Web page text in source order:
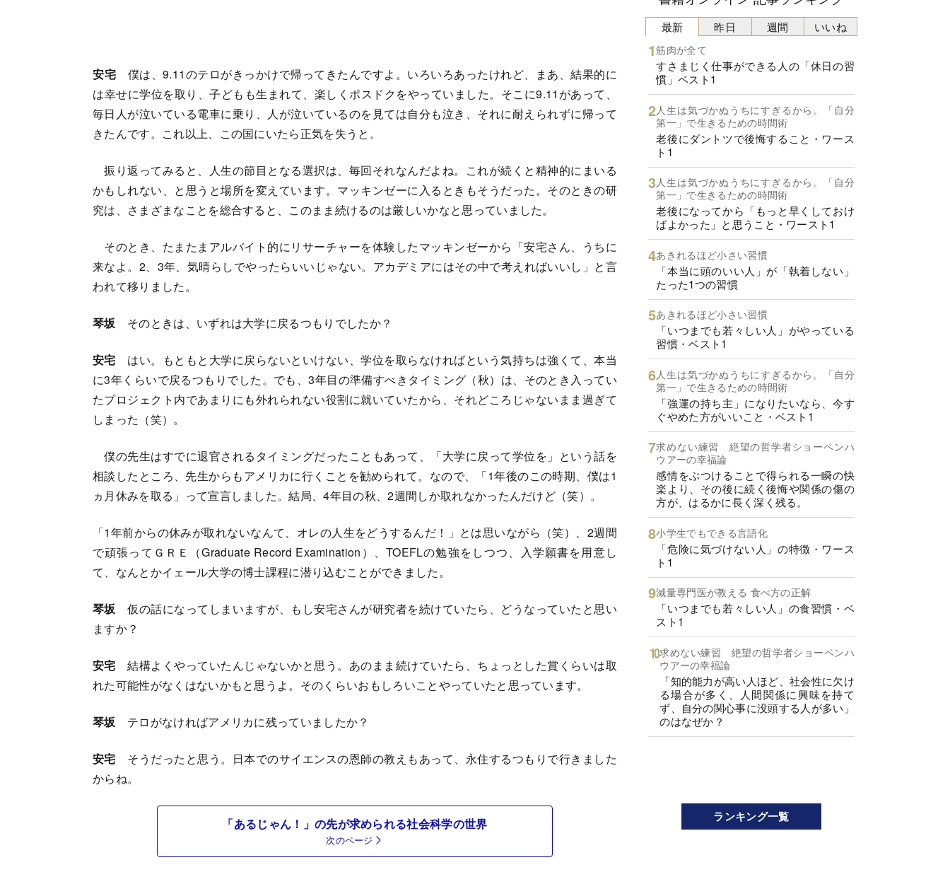
安宅 僕は、9.11のテロがきっかけで帰ってきたんですよ。いろいろあったけれど、まあ、結果的に
は幸せに学位を取り、子どもも生まれて、楽しくポスドクをやっていました。そこに9.11があって、
毎日人が泣いている電車に乗り、人が泣いているのを見ては自分も泣き、それに耐えられずに帰って
きたんです。これ以上、この国にいたら正気を失うと。
振り返ってみると、人生の節目となる選択は、毎回それなんだよね。これが続くと精神的にまいる
かもしれない、と思うと場所を変えています。マッキンゼーに入るときもそうだった。そのときの研
究は、さまざまなことを総合すると、このまま続けるのは厳しいかなと思っていました。
そのとき、たまたまアルバイト的にリサーチャーを体験したマッキンゼーから「安宅さん、うちに
来なよ。2、3年、気晴らしでやったらいいじゃない。アカデミアにはその中で考えればいいし」と言
われて移りました。
琴坂 そのときは、いずれは大学に戻るつもりでしたか？
安宅 はい。もともと大学に戻らないといけない、学位を取らなければという気持ちは強くて、本当
に3年くらいで戻るつもりでした。でも、3年目の準備すべきタイミング（秋）は、そのとき入ってい
たプロジェクト内であまりにも外れられない役割に就いていたから、それどころじゃないまま過ぎて
しまった（笑）。
僕の先生はすでに退官されるタイミングだったこともあって、「大学に戻って学位を」という話を
相談したところ、先生からもアメリカに行くことを勧められて。なので、「1年後のこの時期、僕は1
ヵ月休みを取る」って宣言しました。結局、4年目の秋、2週間しか取れなかったんだけど（笑）。
「1年前からの休みが取れないなんて、オレの人生をどうするんだ！」とは思いながら（笑）、2週間
で頑張ってＧＲＥ（Graduate Record Examination）、TOEFLの勉強をしつつ、入学願書を用意し
て、なんとかイェール大学の博士課程に潜り込むことができました。
琴坂 仮の話になってしまいますが、もし安宅さんが研究者を続けていたら、どうなっていたと思い
ますか？
安宅 結構よくやっていたんじゃないかと思う。あのまま続けていたら、ちょっとした賞くらいは取
れた可能性がなくはないかもと思うよ。そのくらいおもしろいことやっていたと思っています。
琴坂 テロがなければアメリカに残っていましたか？
安宅 そうだったと思う。日本でのサイエンスの恩師の教えもあって、永住するつもりで行きました
からね。
「あるじゃん！」の先が求められる社会科学の世界
次のページ
最新
筋肉が全て
すさまじく仕事ができる人の「休日の習
慣」ベスト1
人生は気づかぬうちにすぎるから。「自分
第一」で生きるための時間術
老後にダントツで後悔すること・ワース
ト1
人生は気づかぬうちにすぎるから。「自分
第一」で生きるための時間術
老後になってから「もっと早くしておけ
ばよかった」と思うこと・ワースト1
あきれるほど小さい習慣
「本当に頭のいい人」が「執着しない」
たった1つの習慣
あきれるほど小さい習慣
「いつまでも若々しい人」がやっている
習慣・ベスト1
人生は気づかぬうちにすぎるから。「自分
第一」で生きるための時間術
「強運の持ち主」になりたいなら、今す
ぐやめた方がいいこと・ベスト1
求めない練習 絶望の哲学者ショーペンハ
ウアーの幸福論
感情をぶつけることで得られる一瞬の快
楽より、その後に続く後悔や関係の傷の
方が、はるかに長く深く残る。
小学生でもできる言語化
「危険に気づけない人」の特徴・ワース
ト1
減量専門医が教える 食べ方の正解
「いつまでも若々しい人」の食習慣・ベ
スト1
求めない練習 絶望の哲学者ショーペンハ
ウアーの幸福論
「知的能力が高い人ほど、社会性に欠け
る場合が多く、人間関係に興味を持て
ず、自分の関心事に没頭する人が多い」
のはなぜか？
昨日 週間 いいね
ランキング一覧